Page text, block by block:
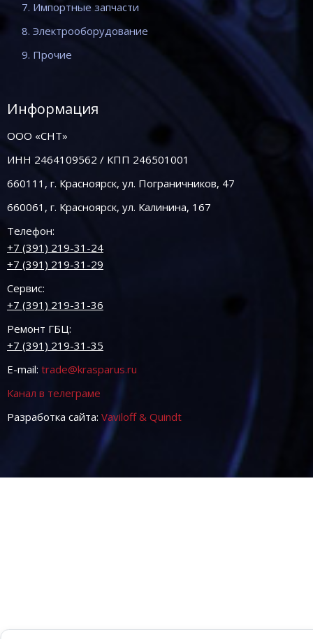
7. Импортные запчасти
8. Электрооборудование
9. Прочие
Информация
ООО «СНТ»
ИНН 2464109562 / КПП 246501001
660111, г. Красноярск, ул. Пограничников, 47
660061, г. Красноярск, ул. Калинина, 167
Телефон:
+7 (391) 219-31-24
+7 (391) 219-31-29
Сервис:
+7 (391) 219-31-36
Ремонт ГБЦ:
+7 (391) 219-31-35
E-mail: trade@krasparus.ru
Канал в телеграме
Разработка сайта: Vaviloff & Quindt